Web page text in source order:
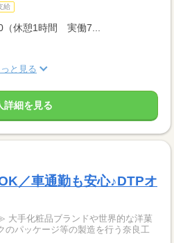
給
（休憩1時間 実働7...
っと見る
詳細を見る
／車通勤も安心♪DTPオ
のパッケージ等の製造を行う奈良工